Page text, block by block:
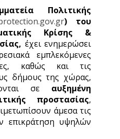
Πολιτικής
)
του
Κρίσης &
έχει ενημερώσει
εμπλεκόμενες
καθώς και τις
δήμους της χώρας,
σε αυξημένη
προστασίας,
άμεσα τις
επικράτηση υψηλών